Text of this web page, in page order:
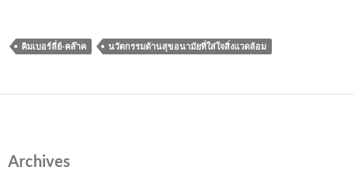
คิมเบอร์ลี่ย์-คล๊าค นวัตกรรมด้านสุขอนามัยที่ใส่ใจสิ่งแวดล้อม
Archives